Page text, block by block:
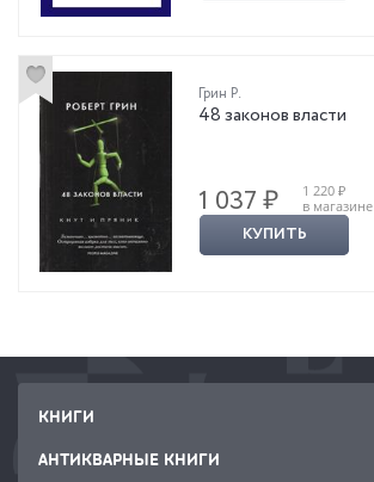
Грин Р.
48 законов власти
1 037 ₽
1 220 ₽
в магазине
КУПИТЬ
КНИГИ
АНТИКВАРНЫЕ КНИГИ